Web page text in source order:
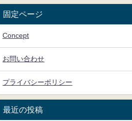
固定ページ
Concept
お問い合わせ
プライバシーポリシー
最近の投稿